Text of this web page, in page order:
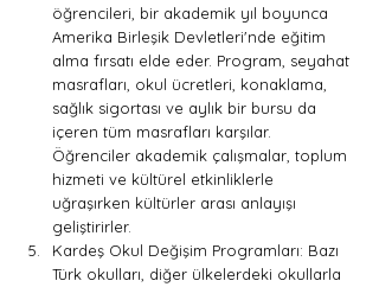
öğrencileri, bir akademik yıl boyunca
Amerika Birleşik Devletleri'nde eğitim
alma fırsatı elde eder. Program, seyahat
masrafları, okul ücretleri, konaklama,
sağlık sigortası ve aylık bir bursu da
içeren tüm masrafları karşılar.
Öğrenciler akademik çalışmalar, toplum
hizmeti ve kültürel etkinliklerle
uğraşırken kültürler arası anlayışı
geliştirirler.
Kardeş Okul Değişim Programları: Bazı
Türk okulları, diğer ülkelerdeki okullarla